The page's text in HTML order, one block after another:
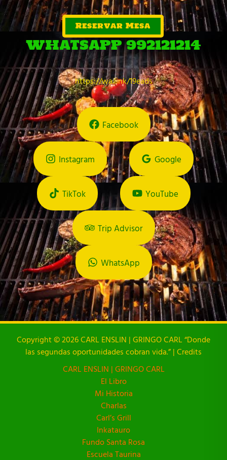
Reservar Mesa
WHATSAPP 992121214
https://wa.link/19eads
Facebook
Instagram Google
TikTok YouTube
Trip Advisor
WhatsApp
Copyright © 2026 CARL ENSLIN | GRINGO CARL “Donde
las segundas oportunidades cobran vida.” | Credits
CARL ENSLIN | GRINGO CARL
El Libro
Mi Historia
Charlas
Carl’s Grill
Inkatauro
Fundo Santa Rosa
Escuela Taurina